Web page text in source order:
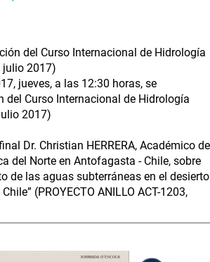
del Curso Internacional de Hidrología
julio 2017)
jueves, a las 12:30 horas, se
del Curso Internacional de Hidrología
2017)
Dr. Christian HERRERA, Académico de
del Norte en Antofagasta - Chile, sobre
de las aguas subterráneas en el desierto
(PROYECTO ANILLO ACT-1203,